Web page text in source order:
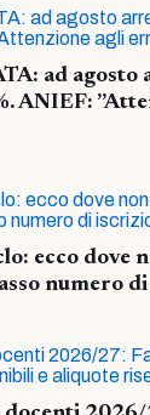
ad
ANIEF:
ecco dove
numero